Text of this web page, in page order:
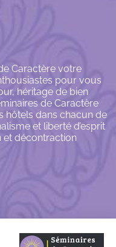
Caractère votre
pour vous
héritage de bien
de Caractère
hôtels dans chacun de
et liberté d’esprit
et décontraction